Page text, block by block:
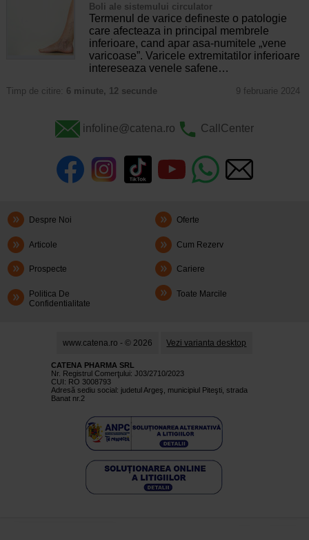
Boli ale sistemului circulator
Termenul de varice defineste o patologie
care afecteaza in principal membrele
inferioare, cand apar asa-numitele „vene
varicoase”. Varicele extremitatilor inferioare
intereseaza venele safene…
Timp de citire: 6 minute, 12 secunde 9 februarie 2024
infoline@catena.ro CallCenter
Despre Noi Oferte
Articole Cum Rezerv
Prospecte Cariere
Politica De
Confidentialitate
Toate Marcile
www.catena.ro - © 2026 Vezi varianta desktop
CATENA PHARMA SRL
Nr. Registrul Comerţului: J03/2710/2023
CUI: RO 3008793
Adresă sediu social: judetul Argeş, municipiul Piteşti, strada
Banat nr.2